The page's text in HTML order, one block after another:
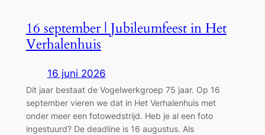
16 september | Jubileumfeest in Het
Verhalenhuis
16 juni 2026
Dit jaar bestaat de Vogelwerkgroep 75 jaar. Op 16
september vieren we dat in Het Verhalenhuis met
onder meer een fotowedstrijd. Heb je al een foto
ingestuurd? De deadline is 16 augustus. Als